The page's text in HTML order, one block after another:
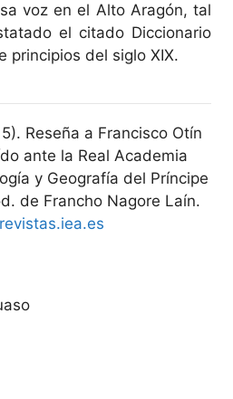
voz en el Alto Aragón, tal
el citado Diccionario
principios del siglo XIX.
Reseña a Francisco Otín
ante la Real Academia
y Geografía del Príncipe
de Francho Nagore Laín.
revistas.iea.es